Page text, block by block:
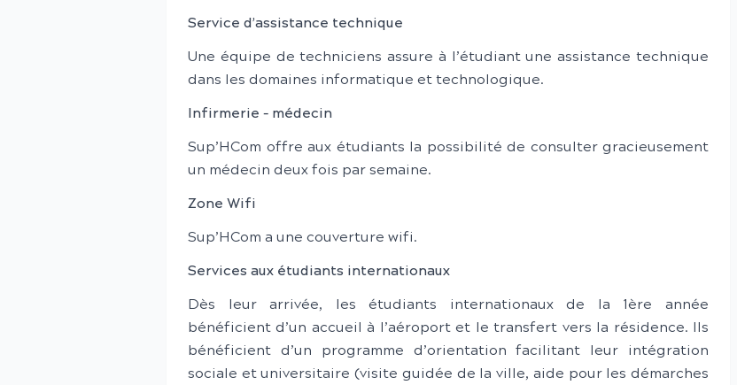
Service d’assistance technique
Une équipe de techniciens assure à l’étudiant une assistance technique
dans les domaines informatique et technologique.
Infirmerie – médecin
Sup’HCom offre aux étudiants la possibilité de consulter gracieusement
un médecin deux fois par semaine.
Zone Wifi
Sup’HCom a une couverture wifi.
Services aux étudiants internationaux
Dès leur arrivée, les étudiants internationaux de la 1ère année
bénéficient d’un accueil à l’aéroport et le transfert vers la résidence. Ils
bénéficient d’un programme d’orientation facilitant leur intégration
sociale et universitaire (visite guidée de la ville, aide pour les démarches